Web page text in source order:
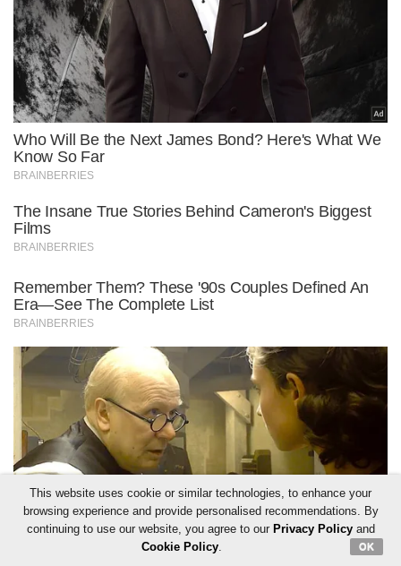
This website uses cookie or similar technologies, to enhance your
browsing experience and provide personalised recommendations. By
continuing to use our website, you agree to our Privacy Policyand
Cookie Policy. OK